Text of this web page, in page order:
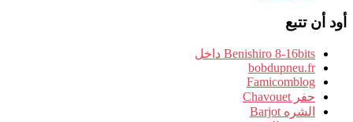
أود أن تتبع
Benishiro 8-16bits داخل
bobdupneu.fr
Famicomblog
حفر Chavouet
الشره Barjot